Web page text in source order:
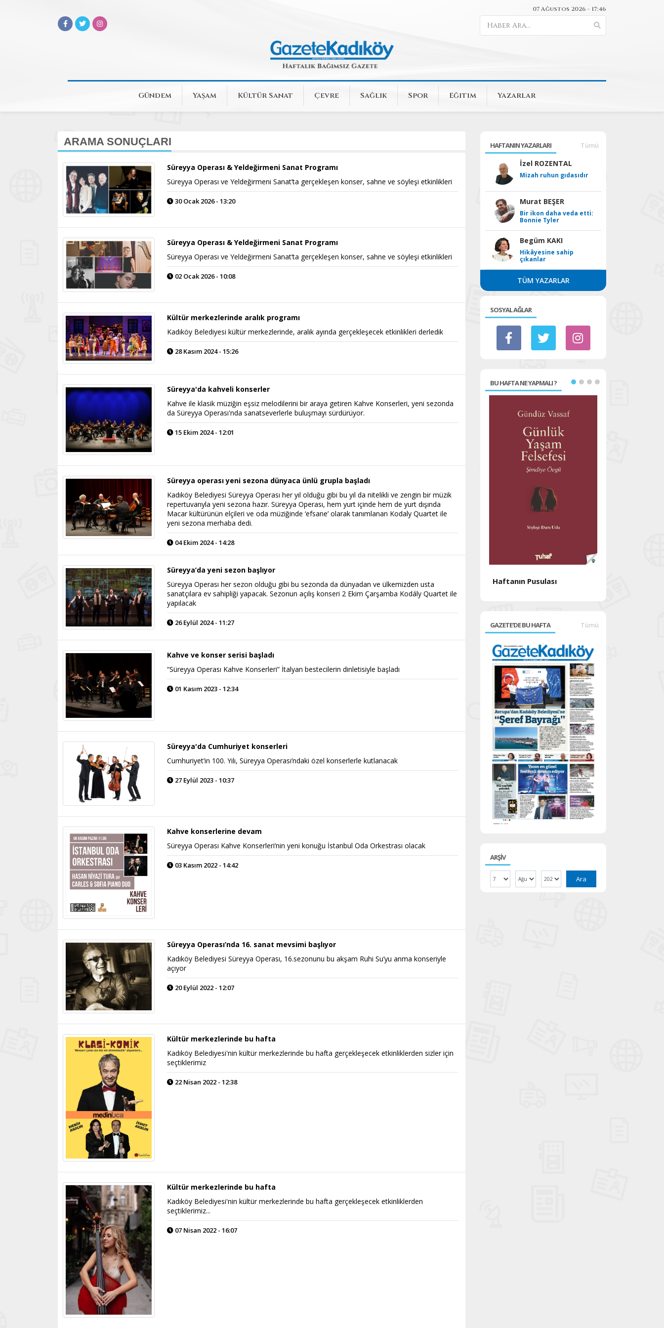
07 Ağustos 2026 - 17:46
Gündem Yaşam Kültür Sanat Çevre Sağlık Spor Eğitim Yazarlar
ARAMA SONUÇLARI
Süreyya Operası & Yeldeğirmeni Sanat Programı
Süreyya Operası ve Yeldeğirmeni Sanat’ta gerçekleşen konser, sahne ve söyleşi etkinlikleri
30 Ocak 2026 - 13:20
Süreyya Operası & Yeldeğirmeni Sanat Programı
Süreyya Operası ve Yeldeğirmeni Sanat’ta gerçekleşen konser, sahne ve söyleşi etkinlikleri
02 Ocak 2026 - 10:08
Kültür merkezlerinde aralık programı
Kadıköy Belediyesi kültür merkezlerinde, aralık ayında gerçekleşecek etkinlikleri derledik
28 Kasım 2024 - 15:26
Süreyya'da kahveli konserler
Kahve ile klasik müziğin eşsiz melodilerini bir araya getiren Kahve Konserleri, yeni sezonda
da Süreyya Operası'nda sanatseverlerle buluşmayı sürdürüyor.
15 Ekim 2024 - 12:01
Süreyya operası yeni sezona dünyaca ünlü grupla başladı
Kadıköy Belediyesi Süreyya Operası her yıl olduğu gibi bu yıl da nitelikli ve zengin bir müzik
repertuvarıyla yeni sezona hazır. Süreyya Operası, hem yurt içinde hem de yurt dışında
Macar kültürünün elçileri ve oda müziğinde ‘efsane’ olarak tanımlanan Kodaly Quartet ile
yeni sezona merhaba dedi.
04 Ekim 2024 - 14:28
Süreyya’da yeni sezon başlıyor
Süreyya Operası her sezon olduğu gibi bu sezonda da dünyadan ve ülkemizden usta
sanatçılara ev sahipliği yapacak. Sezonun açılış konseri 2 Ekim Çarşamba Kodály Quartet ile
yapılacak
26 Eylül 2024 - 11:27
Kahve ve konser serisi başladı
“Süreyya Operası Kahve Konserleri” İtalyan bestecilerin dinletisiyle başladı
01 Kasım 2023 - 12:34
Süreyya'da Cumhuriyet konserleri
Cumhuriyet’in 100. Yılı, Süreyya Operası’ndaki özel konserlerle kutlanacak
27 Eylül 2023 - 10:37
Kahve konserlerine devam
​Süreyya Operası Kahve Konserleri’nin yeni konuğu İstanbul Oda Orkestrası olacak
03 Kasım 2022 - 14:42
Süreyya Operası’nda 16. sanat mevsimi başlıyor
Kadıköy Belediyesi Süreyya Operası, 16.sezonunu bu akşam Ruhi Su’yu anma konseriyle
açıyor
20 Eylül 2022 - 12:07
Kültür merkezlerinde bu hafta
Kadıköy Belediyesi'nin kültür merkezlerinde bu hafta gerçekleşecek etkinliklerden sizler için
seçtiklerimiz
22 Nisan 2022 - 12:38
Kültür merkezlerinde bu hafta
Kadıköy Belediyesi'nin kültür merkezlerinde bu hafta gerçekleşecek etkinliklerden
seçtiklerimiz...
07 Nisan 2022 - 16:07
HAFTANIN YAZARLARI Tümü
İzel ROZENTAL
Mizah ruhun gıdasıdır
Murat BEŞER
Bir ikon daha veda etti:
Bonnie Tyler
Begüm KAKI
Hikâyesine sahip
çıkanlar
TÜM YAZARLAR
SOSYAL AĞLAR
BU HAFTA NE YAPMALI ?
Haftanın Sinevizyonu
Haftanın Pusulası
GAZETE'DE BU HAFTA Tümü
ARŞİV
Ara